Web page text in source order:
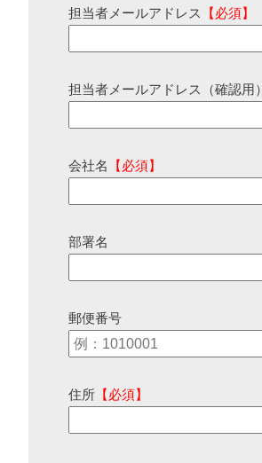
担当者メールアドレス 【必須】
担当者メールアドレス（確認用）
会社名 【必須】
部署名
郵便番号
住所 【必須】